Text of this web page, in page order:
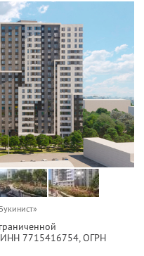
ИНН 7715416754, ОГРН